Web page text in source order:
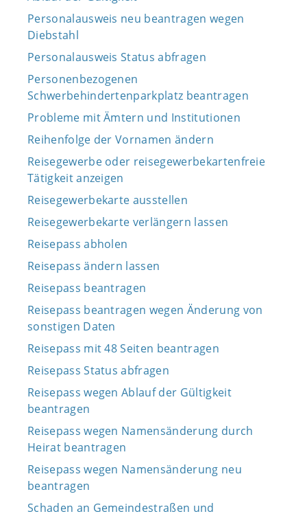
Personalausweis neu beantragen wegen
Diebstahl
Personalausweis Status abfragen
Personenbezogenen
Schwerbehindertenparkplatz beantragen
Probleme mit Ämtern und Institutionen
Reihenfolge der Vornamen ändern
Reisegewerbe oder reisegewerbekartenfreie
Tätigkeit anzeigen
Reisegewerbekarte ausstellen
Reisegewerbekarte verlängern lassen
Reisepass abholen
Reisepass ändern lassen
Reisepass beantragen
Reisepass beantragen wegen Änderung von
sonstigen Daten
Reisepass mit 48 Seiten beantragen
Reisepass Status abfragen
Reisepass wegen Ablauf der Gültigkeit
beantragen
Reisepass wegen Namensänderung durch
Heirat beantragen
Reisepass wegen Namensänderung neu
beantragen
Schaden an Gemeindestraßen und